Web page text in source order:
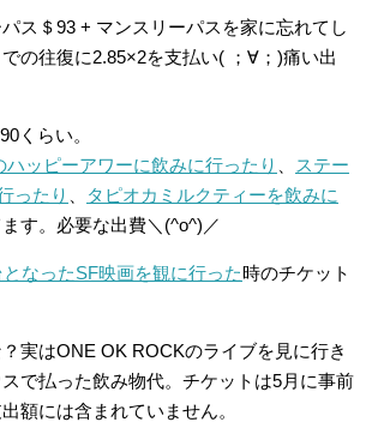
ス＄93 + マンスリーパスを家に忘れてし
の往復に2.85×2を支払い( ；∀；)痛い出
くらい。
ハッピーアワーに飲みに行ったり
ステー
ったり
タピオカミルクティーを飲みに
す。必要な出費＼(^o^)／
なったSF映画を観に行った時のチケット
実はONE OK ROCKのライブを見に行き
で払った飲み物代。チケットは5月に事前
額には含まれていません。